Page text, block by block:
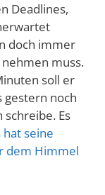
Deadlines,
doch immer
muss.
soll er
gestern noch
Es
hat seine
dem Himmel